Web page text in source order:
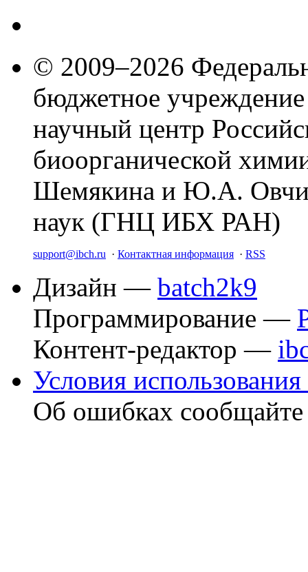
© 2009–2026
бюджетное
научный центр
биоорганической
Шемякина и Ю.А.
наук (ГНЦ ИБХ РАН)
support@ibch.ru · Контактная информация · RSS
Дизайн — batch2k9
Программирование —
Контент-редактор —
Условия использования
Об ошибках